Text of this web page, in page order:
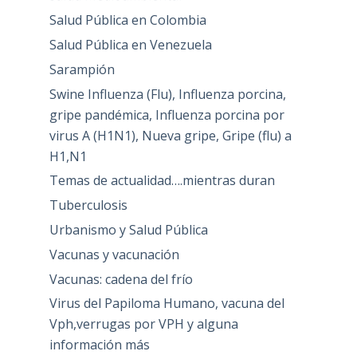
Salud Pública en Colombia
Salud Pública en Venezuela
Sarampión
Swine Influenza (Flu), Influenza porcina,
gripe pandémica, Influenza porcina por
virus A (H1N1), Nueva gripe, Gripe (flu) a
H1,N1
Temas de actualidad….mientras duran
Tuberculosis
Urbanismo y Salud Pública
Vacunas y vacunación
Vacunas: cadena del frío
Virus del Papiloma Humano, vacuna del
Vph,verrugas por VPH y alguna
información más